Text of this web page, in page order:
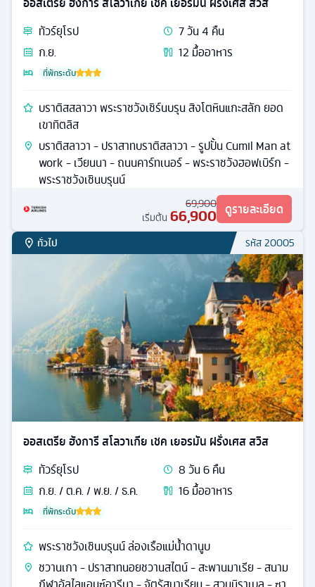
ทัวร์ยุโรป 7วัน4 คืน
ก.ย.
12 มื้ออาหาร
ที่พักระดับ
บราติสสลาวา พระราชวังเชิร์นบรุน สิงโตหินแกะสลัก ยอด
เขาทิตลิส
บราติสลาวา - ปราสาทบราติสลาวา - รูปปั้น Cumil Man at
work - เวียนนา - ถนนคาร์ทเนอร์ - พระราชวังฮอฟเบิร์ก -
พระราชวังเชินบรุนน์
69,900
เริ่มต้น 66,900 ดูรายละเอียด
ทั่วไป รหัส20005
ออสเตรีย ฮังการี สโลวาเกีย เชค เยอรมัน ฝรั่งเศส สวิส
ทัวร์ยุโรป 8วัน6คืน
ก.ย. / ต.ค. / พ.ย. / ธ.ค.
16มื้ออาหาร
ที่พักระดับ
พระราชวังเชินบรุนน์ ล่องเรือแม่น้ำดานูบ
ชวานเกา - ปราสาทนอยชวานสไตน์ - สะพานมาเรีย - สนาม